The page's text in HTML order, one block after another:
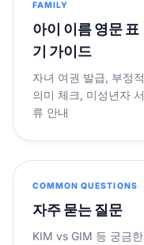
FAMILY
아이 이름 영문 표
기 가이드
자녀 여권 발급, 부정적
의미 체크, 미성년자 서
류 안내
COMMON QUESTIONS
자주 묻는 질문
KIM vs GIM 등 궁금한